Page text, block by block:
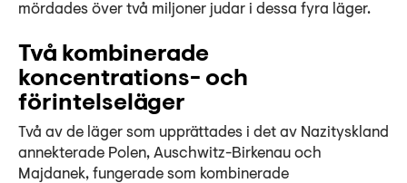
mördades över två miljoner judar i dessa fyra läger.
Två kombinerade
koncentrations- och
förintelseläger
Två av de läger som upprättades i det av Nazityskland
annekterade Polen, Auschwitz-Birkenau och
Majdanek, fungerade som kombinerade